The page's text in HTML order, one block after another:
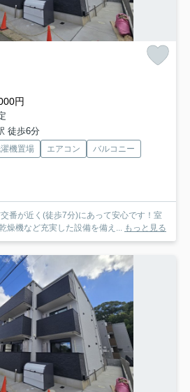
円
徒歩6分
機置場 エアコン
バルコニー
番が近く(徒歩7分)にあって安心です！室
燥機など充実した設備を備え... もっと見る